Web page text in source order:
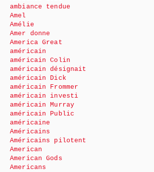
ambiance tendue
Amel
Amélie
Amer donne
America Great
américain
américain Colin
américain désignait
américain Dick
américain Frommer
américain investi
américain Murray
américain Public
américaine
Américains
Américains pilotent
American
American Gods
Americans